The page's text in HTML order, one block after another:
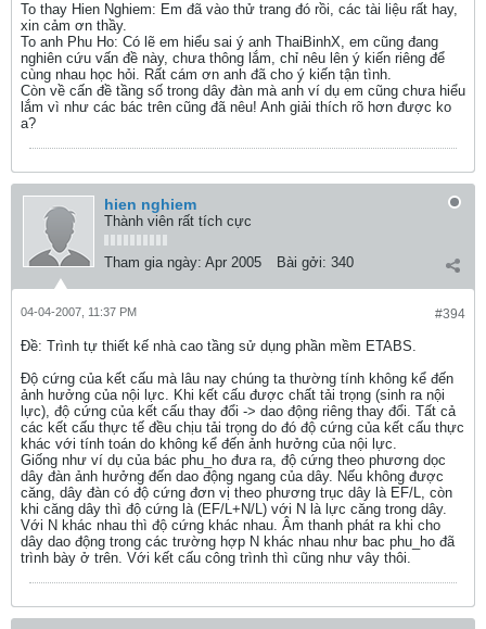
To thay Hien Nghiem: Em đã vào thử trang đó rồi, các tài liệu rất hay,
xin cảm ơn thầy.
To anh Phu Ho: Có lẽ em hiểu sai ý anh ThaiBinhX, em cũng đang
nghiên cứu vấn đề này, chưa thông lắm, chỉ nêu lên ý kiến riêng để
cùng nhau học hỏi. Rất cám ơn anh đã cho ý kiến tận tình.
Còn về cấn đề tầng số trong dây đàn mà anh ví dụ em cũng chưa hiểu
lắm vì như các bác trên cũng đã nêu! Anh giải thích rõ hơn được ko
a?
hien nghiem
Thành viên rất tích cực
Tham gia ngày: Apr 2005 Bài gởi: 340
#394
04-04-2007, 11:37 PM
Ðề: Trình tự thiết kế nhà cao tầng sử dụng phần mềm ETABS.
Độ cứng của kết cấu mà lâu nay chúng ta thường tính không kể đến
ảnh hưởng của nội lực. Khi kết cấu được chất tải trọng (sinh ra nội
lực), độ cứng của kết cấu thay đổi -> dao động riêng thay đổi. Tất cả
các kết cấu thực tế đều chịu tải trọng do đó độ cứng của kết cấu thực
khác với tính toán do không kể đến ảnh hưởng của nội lực.
Giống như ví dụ của bác phu_ho đưa ra, độ cứng theo phương dọc
dây đàn ảnh hưởng đến dao động ngang của dây. Nếu không được
căng, dây đàn có độ cứng đơn vị theo phương trục dây là EF/L, còn
khi căng dây thì độ cứng là (EF/L+N/L) với N là lực căng trong dây.
Với N khác nhau thì độ cứng khác nhau. Âm thanh phát ra khi cho
dây dao động trong các trường hợp N khác nhau như bac phu_ho đã
trình bày ở trên. Với kết cấu công trình thì cũng như vây thôi.